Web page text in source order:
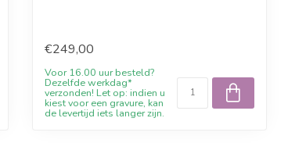
€249,00
Voor 16.00 uur besteld?
Dezelfde werkdag*
verzonden! Let op: indien u
kiest voor een gravure, kan
de levertijd iets langer zijn.